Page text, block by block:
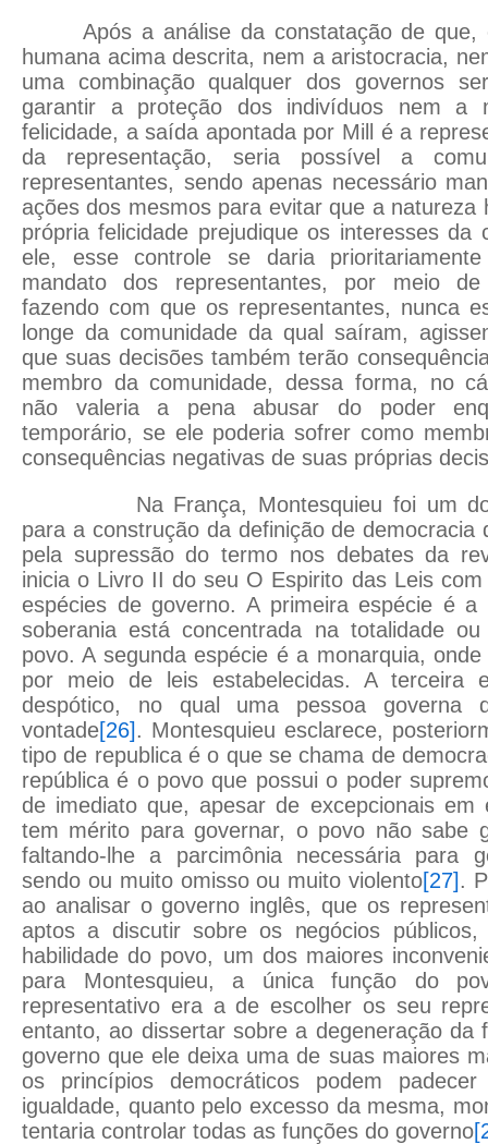
Após a análise da constatação de
humana acima descrita, nem a aristocracia,
uma combinação qualquer dos governos
garantir a proteção dos indivíduos nem a
felicidade, a saída apontada por Mill é a
da representação, seria possível a
representantes, sendo apenas necessário
ações dos mesmos para evitar que a natureza
própria felicidade prejudique os interesses da
ele, esse controle se daria
mandato dos representantes, por meio de
fazendo com que os representantes, nunca
longe da comunidade da qual saíram,
que suas decisões também terão
membro da comunidade, dessa forma, no
não valeria a pena abusar do poder
temporário, se ele poderia sofrer como
consequências negativas de suas próprias
Na França, Montesquieu foi um
para a construção da definição de democracia
pela supressão do termo nos debates da
inicia o Livro II do seu O Espirito das Leis
espécies de governo. A primeira espécie é
soberania está concentrada na totalidade
povo. A segunda espécie é a monarquia,
por meio de leis estabelecidas. A terceira
despótico, no qual uma pessoa governa
vontade[26]. Montesquieu esclarece,
tipo de republica é o que se chama de
república é o povo que possui o poder
de imediato que, apesar de excepcionais em
tem mérito para governar, o povo não sabe
faltando-lhe a parcimônia necessária para
sendo ou muito omisso ou muito violento[27].
ao analisar o governo inglês, que os
aptos a discutir sobre os negócios
habilidade do povo, um dos maiores
para Montesquieu, a única função do
representativo era a de escolher os seu
entanto, ao dissertar sobre a degeneração da
governo que ele deixa uma de suas maiores
os princípios democráticos podem
igualdade, quanto pelo excesso da mesma,
tentaria controlar todas as funções do governo